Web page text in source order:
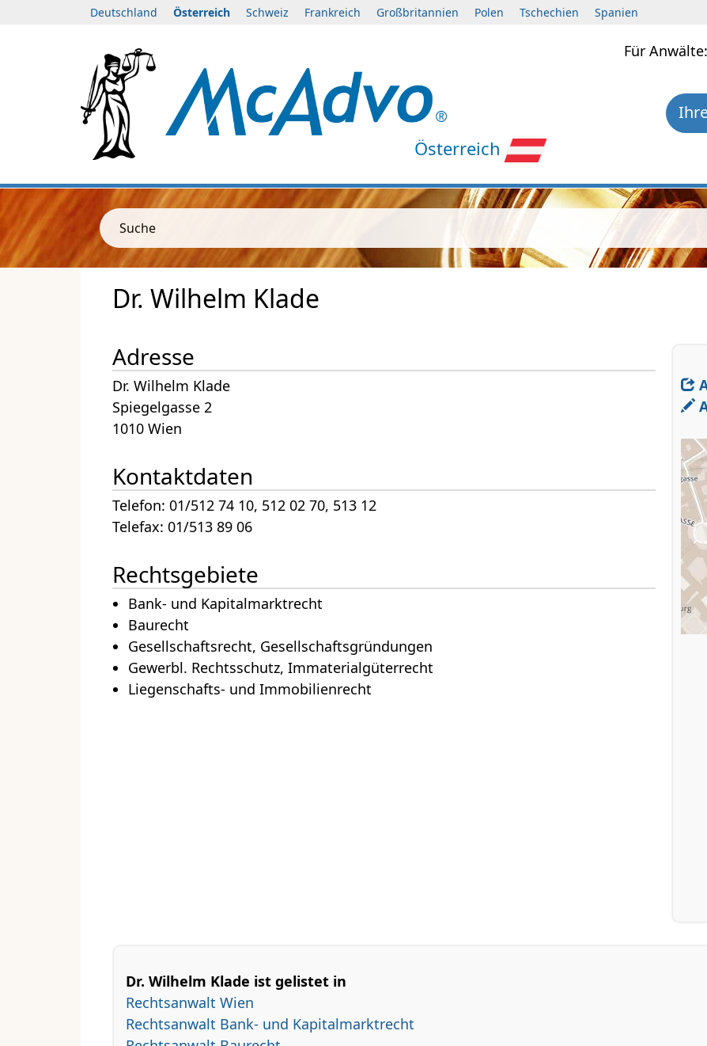
Deutschland Österreich Schweiz Frankreich Großbritannien Polen Tschechien Spanien
Österreich
Für
Suche
Dr. Wilhelm Klade
Adresse
Dr. Wilhelm Klade
Spiegelgasse 2
1010 Wien
Kontaktdaten
Telefon: 01/512 74 10, 512 02 70, 513 12
Telefax: 01/513 89 06
Rechtsgebiete
Bank- und Kapitalmarktrecht
Baurecht
Gesellschaftsrecht, Gesellschaftsgründungen
Gewerbl. Rechtsschutz, Immaterialgüterrecht
Liegenschafts- und Immobilienrecht
Dr. Wilhelm Klade ist gelistet in
Rechtsanwalt Wien
Rechtsanwalt Bank- und Kapitalmarktrecht